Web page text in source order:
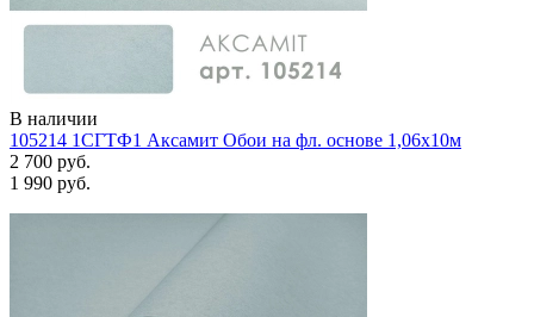
В наличии
105214 1СГТФ1 Аксамит Обои на фл. основе 1,06х10м
2 700 руб.
1 990 руб.